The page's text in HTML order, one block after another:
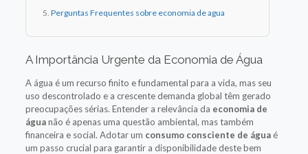
Perguntas Frequentes sobre economia de agua
A Importância Urgente da Economia de Água
A água é um recurso finito e fundamental para a vida, mas seu
uso descontrolado e a crescente demanda global têm gerado
preocupações sérias. Entender a relevância da economia de
águanão é apenas uma questão ambiental, mas também
financeira e social. Adotar um consumo consciente de águaé
um passo crucial para garantir a disponibilidade deste bem